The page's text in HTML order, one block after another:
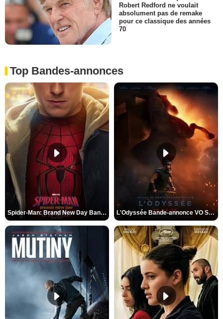
Robert Redford ne voulait
absolument pas de remake
pour ce classique des années
70
Top Bandes-annonces
Spider-Man: Brand New Day Bande-annonce VO STFR L'Odyssée Bande-annonce VO STFR